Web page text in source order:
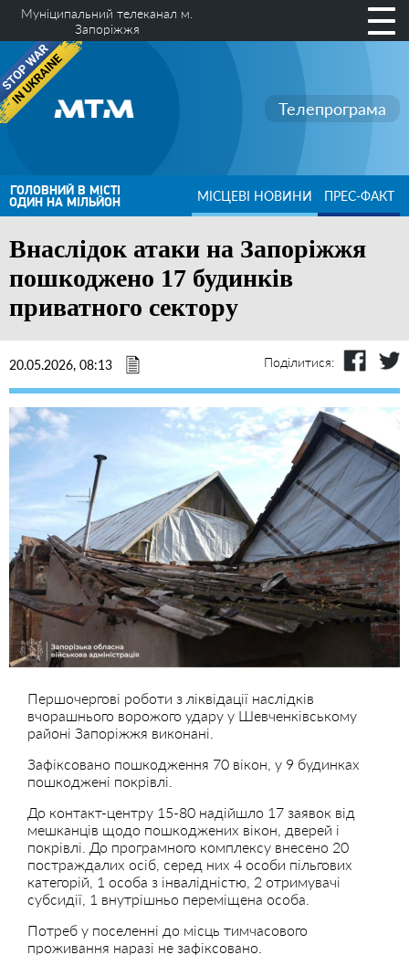
Муніципальний телеканал м.
Запоріжжя
Телепрограма
ГОЛОВНИЙ В МІСТІ
ОДИН НА МІЛЬЙОН МІСЦЕВІ НОВИНИ ПРЕС-ФАКТ
Внаслідок атаки на Запоріжжя
пошкоджено 17 будинків
приватного сектору
20.05.2026, 08:13 Поділитися:
Першочергові роботи з ліквідації наслідків
вчорашнього ворожого удару у Шевченківському
районі Запоріжжя виконані.
Зафіксовано пошкодження 70 вікон, у 9 будинках
пошкоджені покрівлі.
До контакт-центру 15-80 надійшло 17 заявок від
мешканців щодо пошкоджених вікон, дверей і
покрівлі. До програмного комплексу внесено 20
постраждалих осіб, серед них 4 особи пільгових
категорій, 1 особа з інвалідністю, 2 отримувачі
субсидії, 1 внутрішньо переміщена особа.
Потреб у поселенні до місць тимчасового
проживання наразі не зафіксовано.